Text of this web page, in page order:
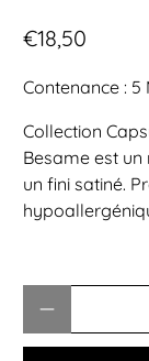
€18,50
Contenance : 5
Collection
Besame est
un fini satiné.